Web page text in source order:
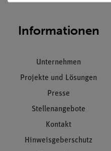
Informationen
Unternehmen
Projekte und Lösungen
Presse
Stellenangebote
Kontakt
Hinweisgeberschutz